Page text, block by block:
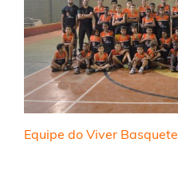
Equipe do Viver Basquete